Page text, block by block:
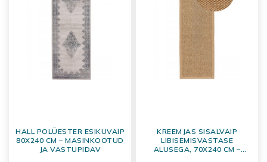
HALL POLÜESTER ESIKUVAIP
80X240 CM – MASINKOOTUD
JA VASTUPIDAV
KREEMJAS SISALVAIP
LIBISEMISVASTASE
ALUSEGA, 70X240 CM –